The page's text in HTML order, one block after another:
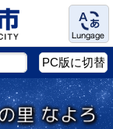
Language
PC版に切替